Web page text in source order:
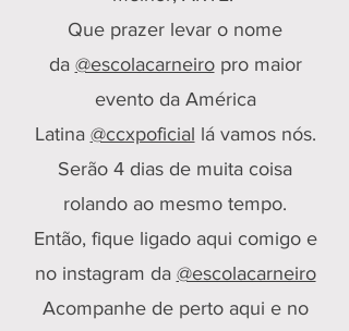
Que prazer levar o nome
da @escolacarneiropro maior
evento da América
Latina @ccxpoficial lá vamos nós.
Serão 4 dias de muita coisa
rolando ao mesmo tempo.
Então, fique ligado aqui comigo e
no instagram da @escolacarneiro
Acompanhe de perto aqui e no